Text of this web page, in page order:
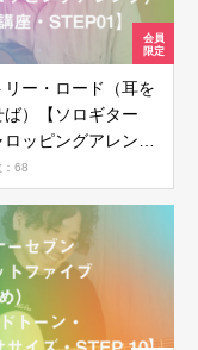
リー・ロード（耳を
ば）【ソロギター
ロッピングアレン
級者講座・
】
：68
ださい